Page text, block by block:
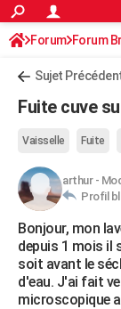
ACTUALITÉS
Politique
Société
Faits Divers
Education
Monde
Villes
+
AUTO
Essais
Réserver un essai
Citadines
Berlines
SUV
Forum auto
+HIGH-TECH
Mobiles
Meilleur smartphone
Internet
Ordinateurs
Jeux vidéo
Guide high-tech
+BRICOLAGE
Forum
Aménagement
Extérieur
Cuisine
Salle de bains
Jardinage
Rangement
WEEK-END
Forum Forum
Sujet
Fuite cuve
Vaisselle Fuite
arthur-
Profil
Bonjour, mon
depuis 1 mois il
soit avant le
d'eau. J'ai fait
microscopique